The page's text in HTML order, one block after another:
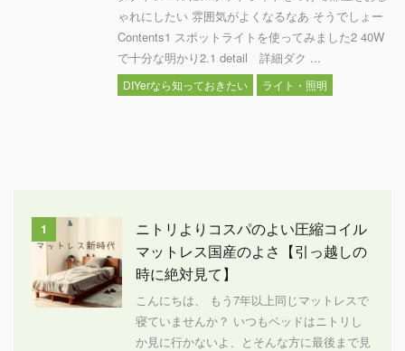
ゃれにしたい 雰囲気がよくなるなあ そうでしょー
Contents1 スポットライトを使ってみました2 40W
で十分な明かり2.1 detail 詳細ダク ...
DIYerなら知っておきたい ライト・照明
1
ニトリよりコスパのよい圧縮コイル
マットレス国産のよさ【引っ越しの
時に絶対見て】
こんにちは、 もう7年以上同じマットレスで
寝ていませんか？ いつもベッドはニトリし
か見に行かないよ、とそんな方に最後まで見